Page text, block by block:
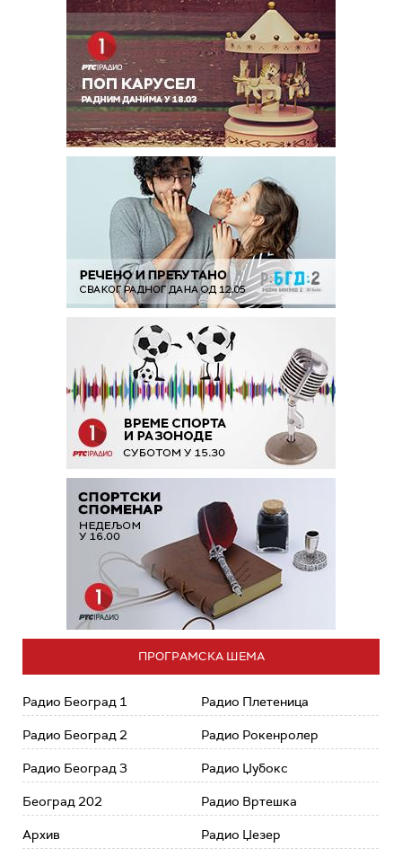
ПРОГРАМСКА ШЕМА
Радио Београд 1
Радио Београд 2
Радио Београд 3
Београд 202
Архив
Радио Плетеница
Радио Рокенролер
Радио Џубокс
Радио Вртешка
Радио Џезер